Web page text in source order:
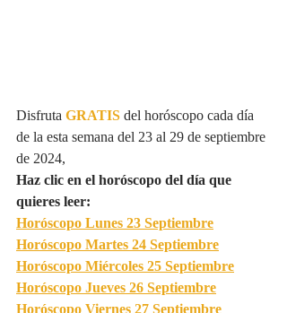
Disfruta GRATISdel horóscopo cada día
de la esta semana del 23 al 29 de septiembre
de 2024,
Haz clic en el horóscopo del día que
quieres leer:
Horóscopo Lunes 23 Septiembre
Horóscopo Martes 24 Septiembre
Horóscopo Miércoles 25 Septiembre
Horóscopo Jueves 26 Septiembre